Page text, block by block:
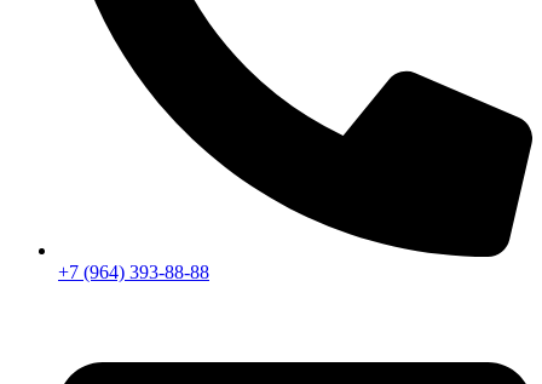
+7 (964) 393-88-88